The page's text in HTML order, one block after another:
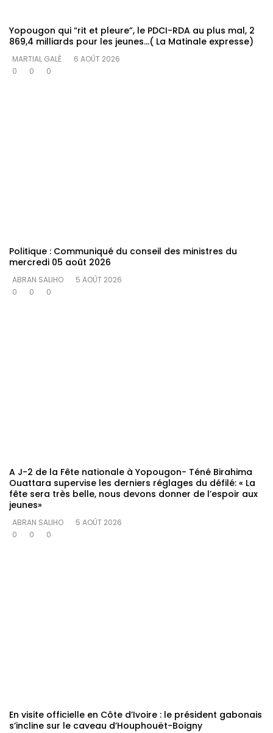
Yopougon qui “rit et pleure”, le PDCI-RDA au plus mal, 2
869,4 milliards pour les jeunes…( La Matinale expresse)
MARTIAL GALÉ
6 AOÛT 2026
0
0 0
Politique : Communiqué du conseil des ministres du
mercredi 05 août 2026
ABRAN SALIHO
5 AOÛT 2026
0
0 0
A J-2 de la Fête nationale à Yopougon- Téné Birahima
Ouattara supervise les derniers réglages du défilé: « La
fête sera très belle, nous devons donner de l’espoir aux
jeunes»
ABRAN SALIHO
5 AOÛT 2026
0
0 0
En visite officielle en Côte d’Ivoire : le président gabonais
s’incline sur le caveau d’Houphouët-Boigny